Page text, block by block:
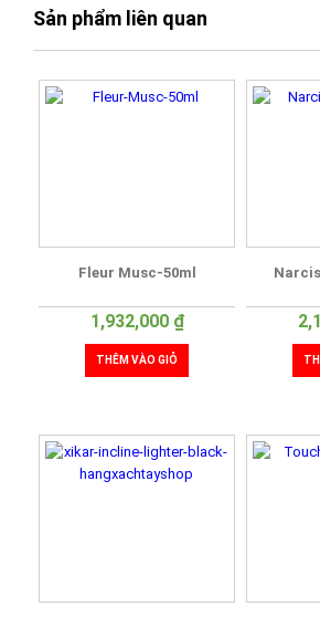
Sản phẩm liên quan
Fleur Musc-50ml
1,932,000 ₫
THÊM VÀO GIỎ